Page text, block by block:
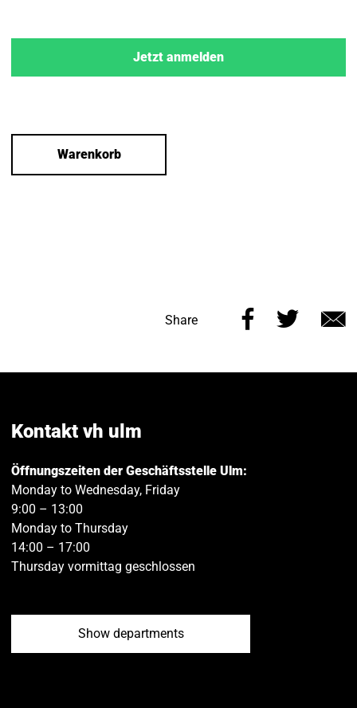
Jetzt anmelden
Warenkorb
Share
Share
page
Share
page
Kontakt vh ulm
Öffnungszeiten der Geschäftsstelle Ulm:
Monday to Wednesday, Friday
9:00 – 13:00
Monday to Thursday
14:00 – 17:00
Thursday vormittag geschlossen
Show departments